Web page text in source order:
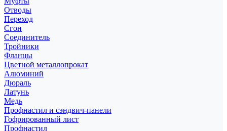
Отводы
Переход
Сгон
Соединитель
Тройники
Фланцы
Цветной металлопрокат
Алюминий
Дюраль
Латунь
Медь
Профнастил и сэндвич-панели
Гофрированный лист
Профнастил